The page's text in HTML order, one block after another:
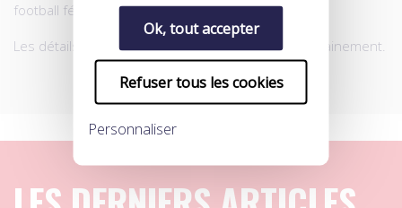
Ok, tout accepter
Refuser tous les cookies
Personnaliser
football féminin en France.
Les détails de l’accord seront communiqués prochainement.